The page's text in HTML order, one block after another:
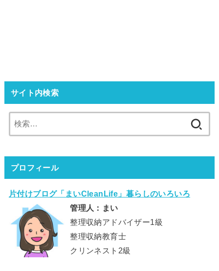
サイト内検索
索:
プロフィール
片付けブログ「まいCleanLife」暮らしのいろいろ
管理人：まい
整理収納アドバイザー1級
整理収納教育士
クリンネスト2級